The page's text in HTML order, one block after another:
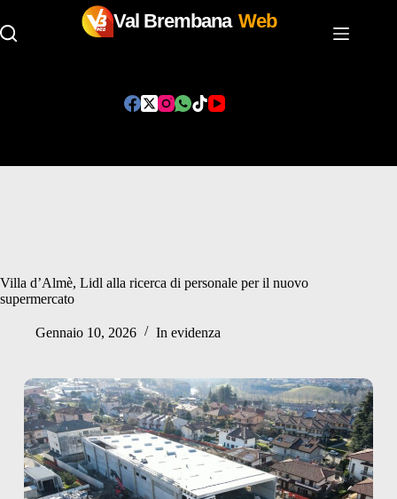
Val Brembana Web
Villa d’Almè, Lidl alla ricerca di personale per il nuovo
supermercato
Gennaio 10, 2026 In evidenza